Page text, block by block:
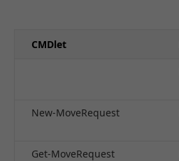
CMDlet
New-MoveRequest
Get-MoveRequest